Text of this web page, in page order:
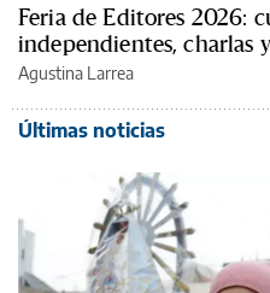
Feria de Editores 2026:
independientes, charlas
Agustina Larrea
Últimas noticias